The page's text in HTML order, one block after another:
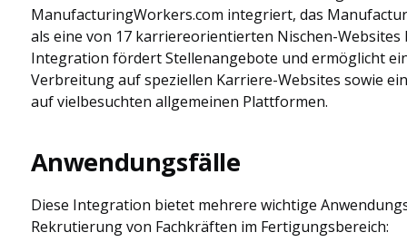
ManufacturingWorkers.com integriert, das
als eine von 17 karriereorientierten Nischen-Websites
Integration fördert Stellenangebote und ermöglicht
Verbreitung auf speziellen Karriere-Websites sowie
auf vielbesuchten allgemeinen Plattformen.
Anwendungsfälle
Diese Integration bietet mehrere wichtige
Rekrutierung von Fachkräften im Fertigungsbereich: